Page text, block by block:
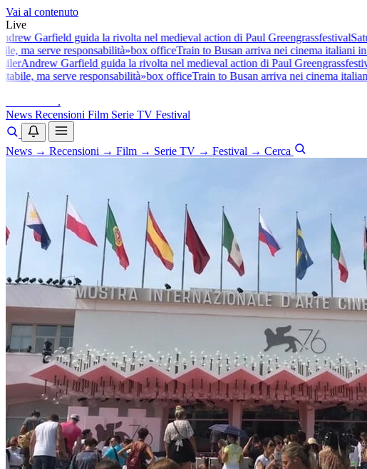
Vai al contenuto
Live
Garfield guida la rivolta nel medieval action di Paul Greengrassfestival
ma serve responsabilità»box officeTrain to Busan arriva nei cinema italiani in
Andrew Garfield guida la rivolta nel medieval action di Paul Greengrass
ma serve responsabilità»box officeTrain to Busan arriva nei cinema
.
News Recensioni Film Serie TV Festival
News → Recensioni → Film → Serie TV → Festival → Cerca